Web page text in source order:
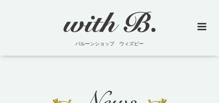
バルーンショップ ウィズビー